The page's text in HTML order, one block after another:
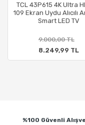
TCL 43P615 4K Ultra
109 Ekran Uydu Alıcılı
Smart LED TV
9.000,00 TL
8.249,99 TL
%100 Güvenli